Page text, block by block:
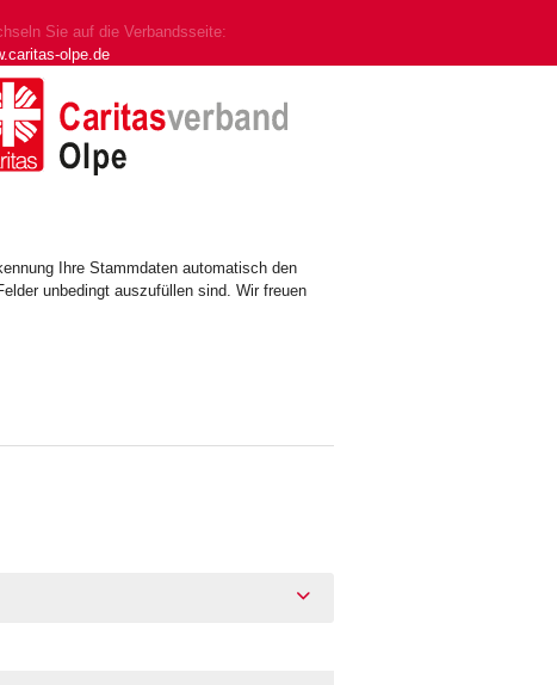
Sie auf die Verbandsseite:
olpe.de
Ihre Stammdaten automatisch den
unbedingt auszufüllen sind. Wir freuen